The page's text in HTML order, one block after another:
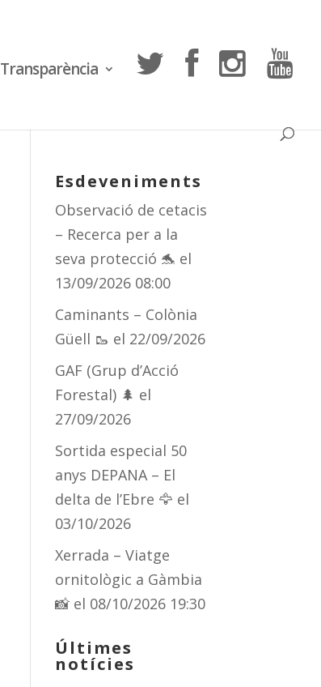
Transparència
Esdeveniments
Observació de cetacis
– Recerca per a la
seva protecció 🐬 el
13/09/2026 08:00
Caminants – Colònia
Güell 🥾 el 22/09/2026
GAF (Grup d’Acció
Forestal) 🌲 el
27/09/2026
Sortida especial 50
anys DEPANA – El
delta de l’Ebre 🦅 el
03/10/2026
Xerrada – Viatge
ornitològic a Gàmbia
📸 el 08/10/2026 19:30
Últimes
notícies